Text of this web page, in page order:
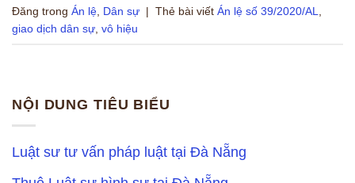
Đăng trong Án lệ Dân sự | Thẻ bài viết Án lệ số 39/2020/AL
giao dịch dân sự vô hiệu
NỘI DUNG TIÊU BIỂU
Luật sư tư vấn pháp luật tại Đà Nẵng